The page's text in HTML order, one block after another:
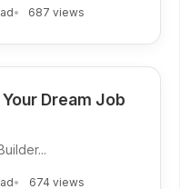
687 views
Dream Job
674 views